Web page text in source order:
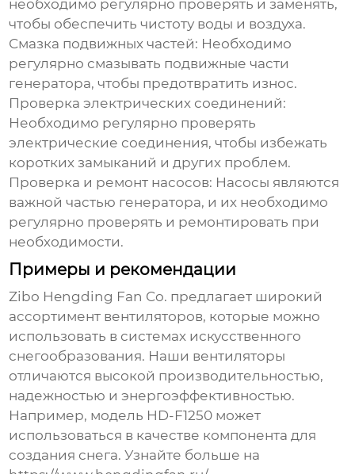
необходимо регулярно проверять и заменять,
чтобы обеспечить чистоту воды и воздуха.
Смазка подвижных частей: Необходимо
регулярно смазывать подвижные части
генератора, чтобы предотвратить износ.
Проверка электрических соединений:
Необходимо регулярно проверять
электрические соединения, чтобы избежать
коротких замыканий и других проблем.
Проверка и ремонт насосов: Насосы являются
важной частью генератора, и их необходимо
регулярно проверять и ремонтировать при
необходимости.
Примеры и рекомендации
Zibo Hengding Fan Co. предлагает широкий
ассортимент вентиляторов, которые можно
использовать в системах искусственного
снегообразования. Наши вентиляторы
отличаются высокой производительностью,
надежностью и энергоэффективностью.
Например, модель HD-F1250 может
использоваться в качестве компонента для
создания снега. Узнайте больше на